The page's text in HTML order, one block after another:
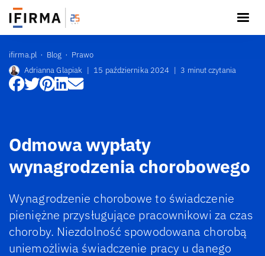
ifirma.pl Blog
Prawo
Adrianna Glapiak | 15 października 2024 | 3 minut czytania
Odmowa wypłaty
wynagrodzenia chorobowego
Wynagrodzenie chorobowe to świadczenie
pieniężne przysługujące pracownikowi za czas
choroby. Niezdolność spowodowana chorobą
uniemożliwia świadczenie pracy u danego